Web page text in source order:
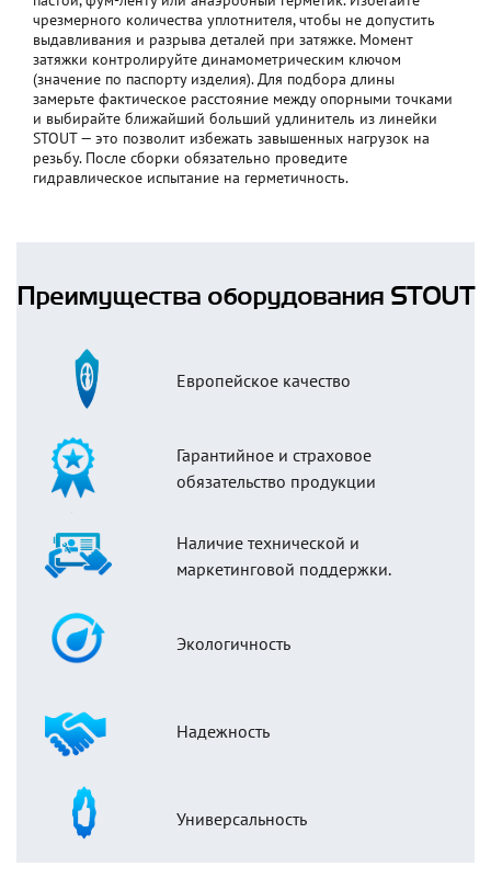
чрезмерного количества уплотнителя, чтобы не допустить
выдавливания и разрыва деталей при затяжке. Момент
затяжки контролируйте динамометрическим ключом
(значение по паспорту изделия). Для подбора длины
замерьте фактическое расстояние между опорными точками
и выбирайте ближайший больший удлинитель из линейки
STOUT — это позволит избежать завышенных нагрузок на
резьбу. После сборки обязательно проведите
гидравлическое испытание на герметичность.
Преимущества оборудования STOUT
Европейское качество
Гарантийное и страховое
обязательство продукции
Наличие технической и
маркетинговой поддержки.
Экологичность
Надежность
Универсальность